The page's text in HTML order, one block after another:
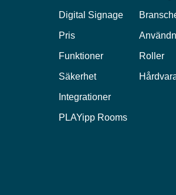
Digital Signage
Pris
Funktioner
Säkerhet
Integrationer
PLAYipp Rooms
Roller